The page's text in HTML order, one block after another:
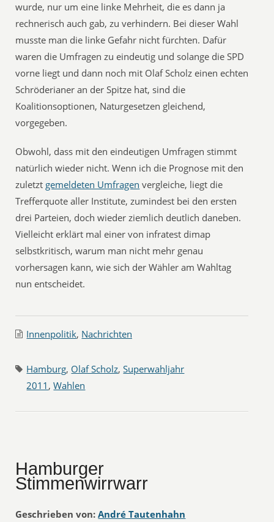
wurde, nur um eine linke Mehrheit, die es dann ja
rechnerisch auch gab, zu verhindern. Bei dieser Wahl
musste man die linke Gefahr nicht fürchten. Dafür
waren die Umfragen zu eindeutig und solange die SPD
vorne liegt und dann noch mit Olaf Scholz einen echten
Schröderianer an der Spitze hat, sind die
Koalitionsoptionen, Naturgesetzen gleichend,
vorgegeben.
Obwohl, dass mit den eindeutigen Umfragen stimmt
natürlich wieder nicht. Wenn ich die Prognose mit den
zuletzt gemeldeten Umfragen vergleiche, liegt die
Trefferquote aller Institute, zumindest bei den ersten
drei Parteien, doch wieder ziemlich deutlich daneben.
Vielleicht erklärt mal einer von infratest dimap
selbstkritisch, warum man nicht mehr genau
vorhersagen kann, wie sich der Wähler am Wahltag
nun entscheidet.
Innenpolitik, Nachrichten
Hamburg, Olaf Scholz,Superwahljahr
2011 ,Wahlen
Hamburger
Stimmenwirrwarr
Geschrieben von: André Tautenhahn